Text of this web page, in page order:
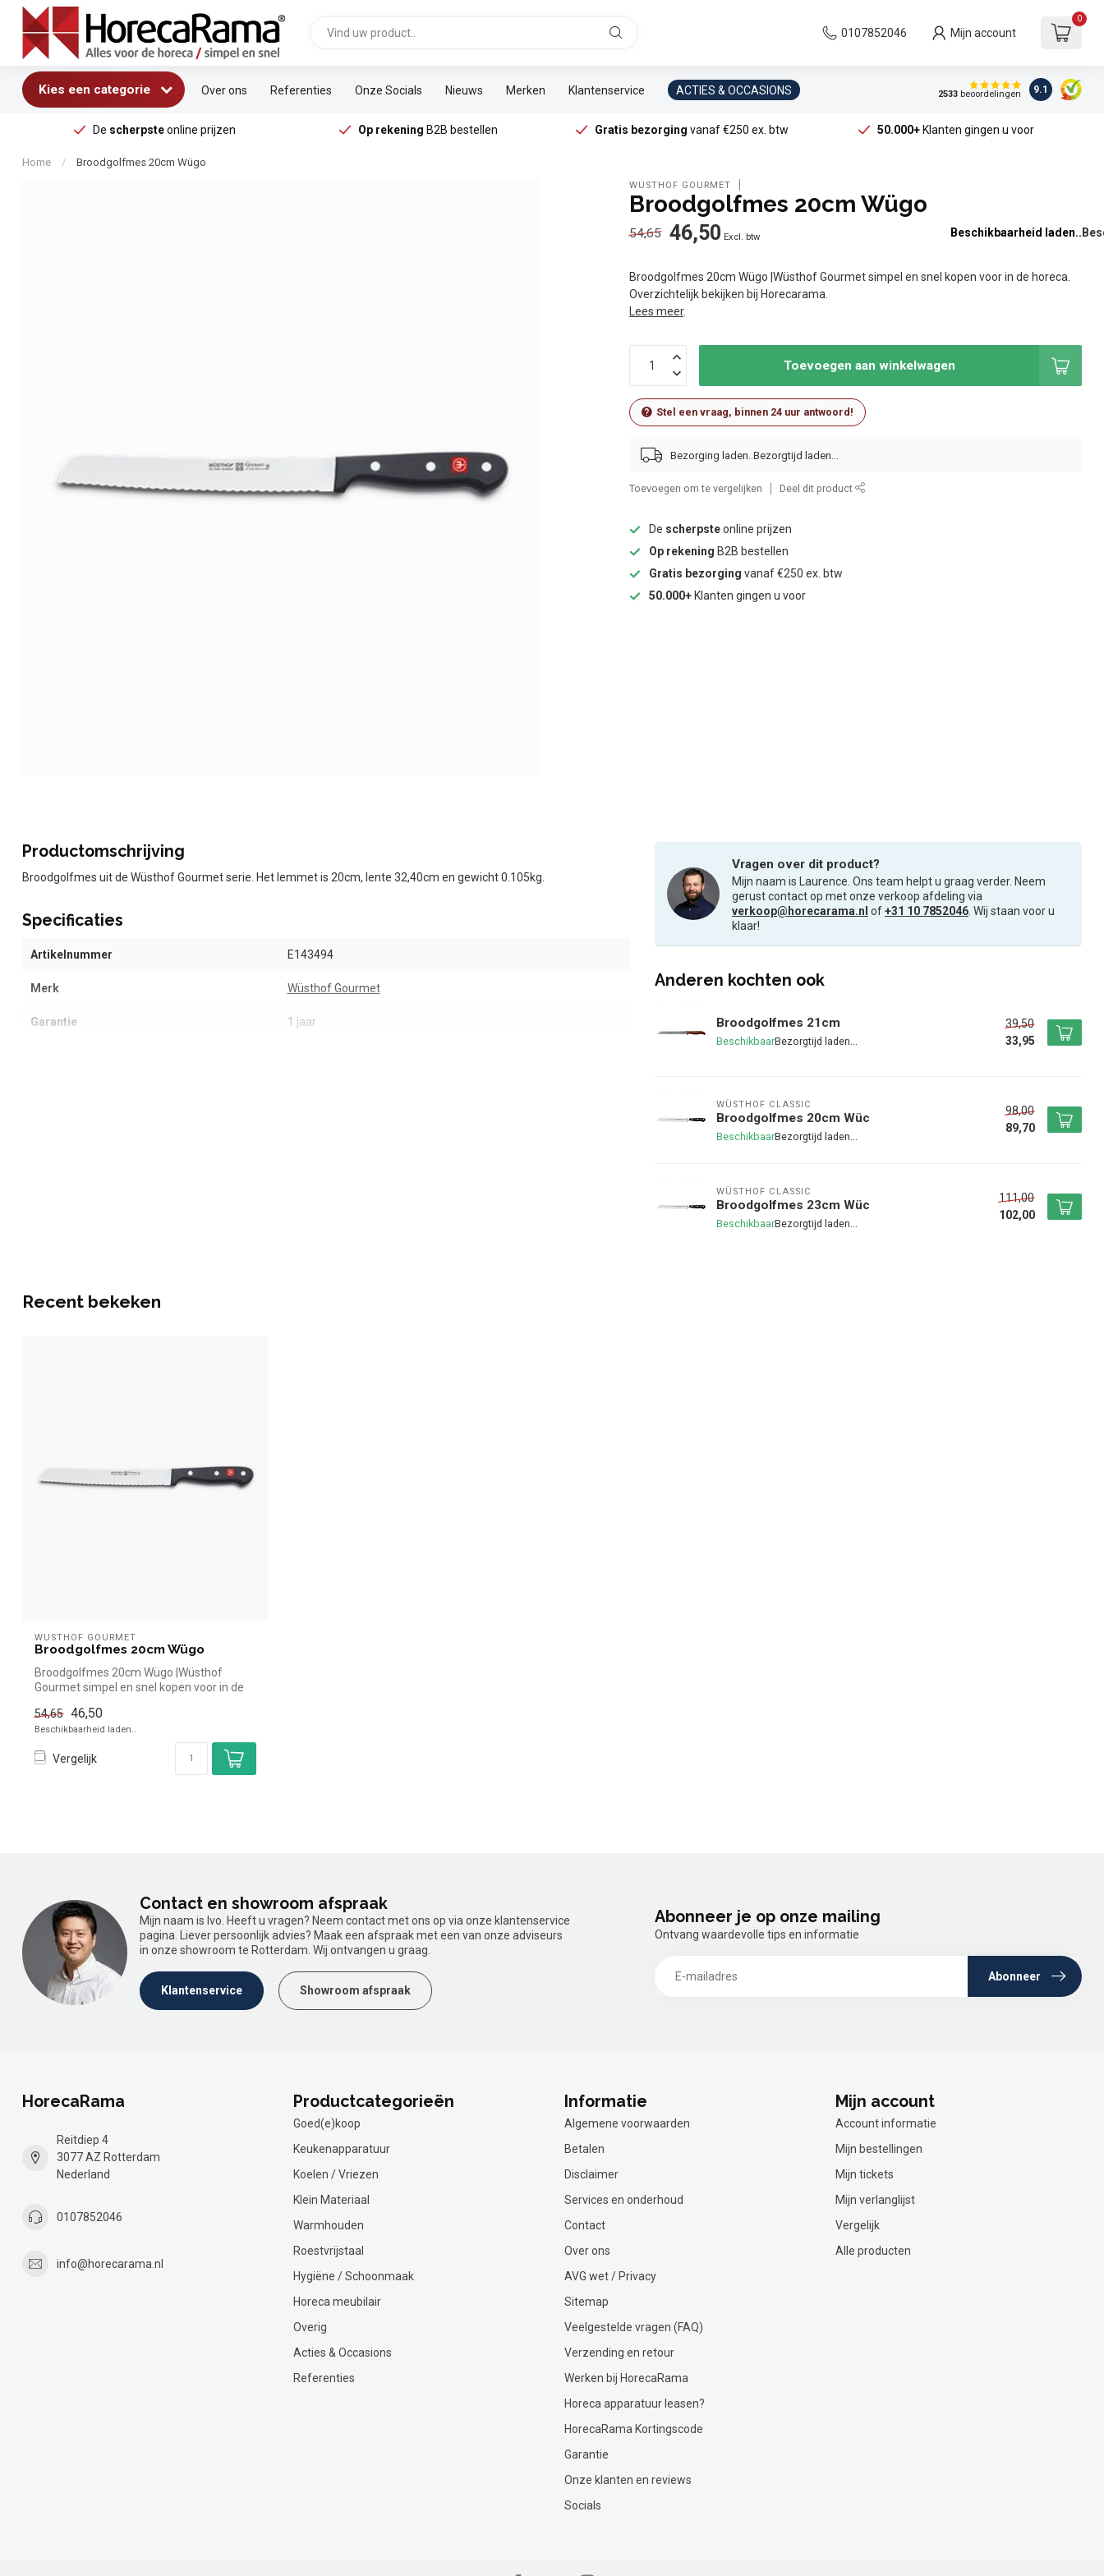
0107852046 Mijn account
0
Kies een categorie Over ons Referenties Onze Socials Nieuws Merken Klantenservice ACTIES & OCCASIONS 2533beoordelingen 9.1
De scherpsteonline prijzen Op rekening B2B bestellen Gratis bezorging vanaf €250 ex. btw 50.000+Klanten gingen u voor
Home / Broodgolfmes 20cm Wügo
WÜSTHOF GOURMET
Broodgolfmes 20cm Wügo
54,65 46,50 Excl. btw Beschikbaarheid laden..
Broodgolfmes 20cm Wügo |Wüsthof Gourmet simpel en snel kopen voor in de horeca.
Overzichtelijk bekijken bij Horecarama.
Lees meer.
Toevoegen aan winkelwagen
Stel een vraag, binnen 24 uur antwoord!
Bezorging laden..
Toevoegen om te vergelijken Deel dit product
De scherpsteonline prijzen
Op rekening B2B bestellen
Gratis bezorging vanaf €250 ex. btw
50.000+ Klanten gingen u voor
Productomschrijving
Broodgolfmes uit de Wüsthof Gourmet serie. Het lemmet is 20cm, lente 32,40cm en gewicht 0.105kg.
Specificaties
Artikelnummer E143494
Merk Wüsthof Gourmet
Garantie 1 jaar
Vragen over dit product?
Mijn naam is Laurence. Ons team helpt u graag verder. Neem
gerust contact op met onze verkoop afdeling via
verkoop@horecarama.nl of+31 10 7852046 . Wij staan voor u
klaar!
Anderen kochten ook
Broodgolfmes 21cm
Beschikbaar
39,50
33,95
WÜSTHOF CLASSIC
Broodgolfmes 20cm Wüc
Beschikbaar
98,00
89,70
WÜSTHOF CLASSIC
Broodgolfmes 23cm Wüc
Beschikbaar
111,00
102,00
Recent bekeken
WÜSTHOF GOURMET
Broodgolfmes 20cm Wügo
Broodgolfmes 20cm Wügo |Wüsthof
Gourmet simpel en snel kopen voor in de
54,65 46,50
Beschikbaarheid laden..
Vergelijk
Contact en showroom afspraak
Mijn naam is Ivo. Heeft u vragen? Neem contact met ons op via onze klantenservice
pagina. Liever persoonlijk advies? Maak een afspraak met een van onze adviseurs
in onze showroom te Rotterdam. Wij ontvangen u graag.
Klantenservice Showroom afspraak
Abonneer je op onze mailing
Ontvang waardevolle tips en informatie
Abonneer
HorecaRama
Reitdiep 4
3077 AZ Rotterdam
Nederland
0107852046
info@horecarama.nl
Productcategorieën
Goed(e)koop
Keukenapparatuur
Koelen / Vriezen
Klein Materiaal
Warmhouden
Roestvrijstaal
Hygiëne / Schoonmaak
Horeca meubilair
Overig
Acties & Occasions
Referenties
Informatie
Algemene voorwaarden
Betalen
Disclaimer
Services en onderhoud
Contact
Over ons
AVG wet / Privacy
Sitemap
Veelgestelde vragen (FAQ)
Verzending en retour
Werken bij HorecaRama
Horeca apparatuur leasen?
HorecaRama Kortingscode
Garantie
Onze klanten en reviews
Socials
Mijn account
Account informatie
Mijn bestellingen
Mijn tickets
Mijn verlanglijst
Vergelijk
Alle producten